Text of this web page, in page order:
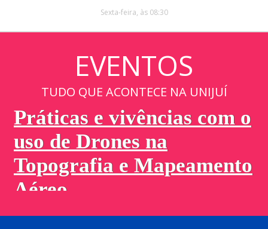
Sexta-feira, às 08:30
EVENTOS
TUDO QUE ACONTECE NA UNIJUÍ